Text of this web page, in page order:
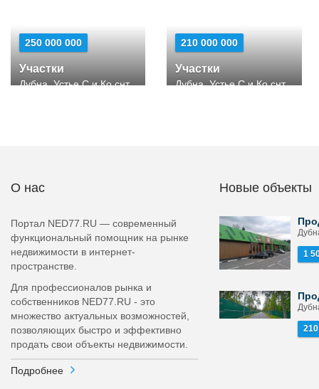
250 000 000
Участки
Дубна, Устье С и Ко снт
210 000 000
Участки
Дубна, Устье С и Ко снт
О нас
Портал NED77.RU — современный
функциональный помощник на рынке
недвижимости в интернет-
пространстве.
Для профессионалов рынка и
собственников NED77.RU - это
множество актуальных возможностей,
позволяющих быстро и эффективно
продать свои объекты недвижимости.
Подробнее
Новые объекты
1